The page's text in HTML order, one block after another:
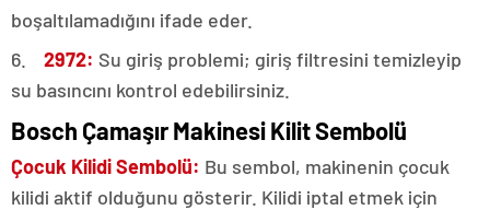
boşaltılamadığını ifade eder.
6. 2972: Su giriş problemi; giriş filtresini temizleyip
su basıncını kontrol edebilirsiniz.
Bosch Çamaşır Makinesi Kilit Sembolü
Çocuk Kilidi Sembolü: Bu sembol, makinenin çocuk
kilidi aktif olduğunu gösterir. Kilidi iptal etmek için